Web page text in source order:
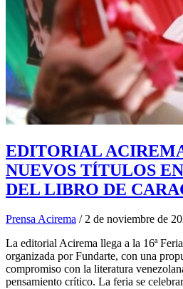
EDITORIAL
NUEVOS TÍTULOS
DEL LIBRO DE
Prensa Acirema /2 de noviembre de
La editorial Acirema llega a la 16ª
organizada por Fundarte, con una
compromiso con la literatura
pensamiento crítico. La feria se